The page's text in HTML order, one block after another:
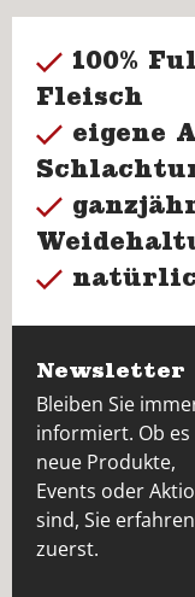
100%
Fleisch
eigene
Newsletter
Bleiben Sie
informiert. Ob es
neue Produkte,
Events oder
sind, Sie
zuerst.